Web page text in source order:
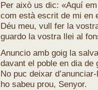
Per això us dic: «Aquí
com està escrit de mi en
Déu meu, vull fer la
guardo la vostra llei al
Anuncio amb goig la
davant el poble en dia de
No puc deixar
ho sabeu prou, Senyor.